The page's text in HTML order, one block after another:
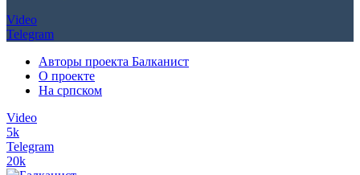
Video
Telegram
Авторы проекта Балканист
О проекте
На српском
Video
5k
Telegram
20k